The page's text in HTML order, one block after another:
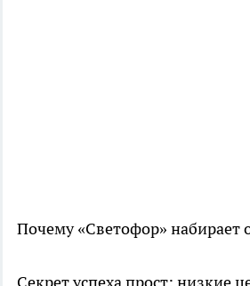
Почему «Светофор» набирает
Секрет успеха прост: низкие